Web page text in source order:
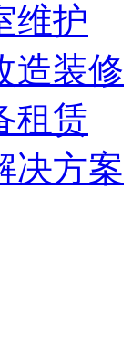
维护
造装修
租赁
决方案